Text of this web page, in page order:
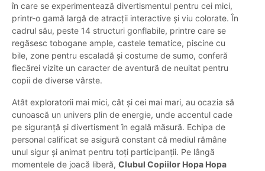
în care se experimentează divertismentul pentru cei mici,
printr-o gamă largă de atracții interactive și viu colorate. În
cadrul său, peste 14 structuri gonflabile, printre care se
regăsesc tobogane ample, castele tematice, piscine cu
bile, zone pentru escaladă și costume de sumo, conferă
fiecărei vizite un caracter de aventură de neuitat pentru
copii de diverse vârste.
Atât exploratorii mai mici, cât și cei mai mari, au ocazia să
cunoască un univers plin de energie, unde accentul cade
pe siguranță și divertisment în egală măsură. Echipa de
personal calificat se asigură constant că mediul rămâne
unul sigur și animat pentru toți participanții. Pe lângă
momentele de joacă liberă, Clubul Copiilor Hopa Hopa